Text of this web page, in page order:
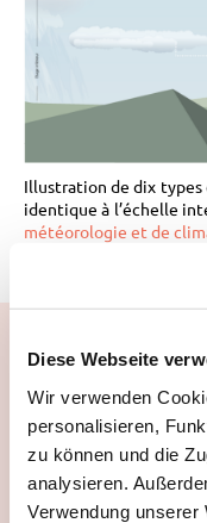
Diese Webseite
Wir verwenden
personalisieren,
zu können und die
analysieren.
Verwendung
Illustration de dix types
identique à l’échelle
météorologie et de
Des